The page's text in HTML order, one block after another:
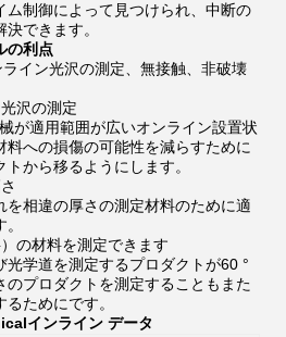
ム制御によって見つけられ、中断の
できます。
の利点
イン光沢の測定、無接触、非破壊
沢の測定
が適用範囲が広いオンライン設置状
への損傷の可能性を減らすために
から移るようにします。
を相違の厚さの測定材料のために適
の材料を測定できます
学道を測定するプロダクトが60 °
のプロダクトを測定することもまた
ためにです。
インライン データ